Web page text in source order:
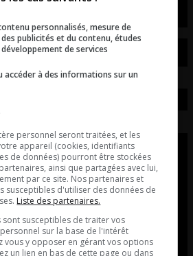
personnalisés, mesure de
publicités et du contenu, études
développement de services
accéder à des informations sur un
personnel seront traitées, et les
appareil (cookies, identifiants
de données) pourront être stockées
ainsi que partagées avec lui,
par ce site. Nos partenaires et
susceptibles d'utiliser des données de
Liste des partenaires.
sont susceptibles de traiter vos
sur la base de l'intérêt
vous y opposer en gérant vos options
un lien en bas de cette page ou dans